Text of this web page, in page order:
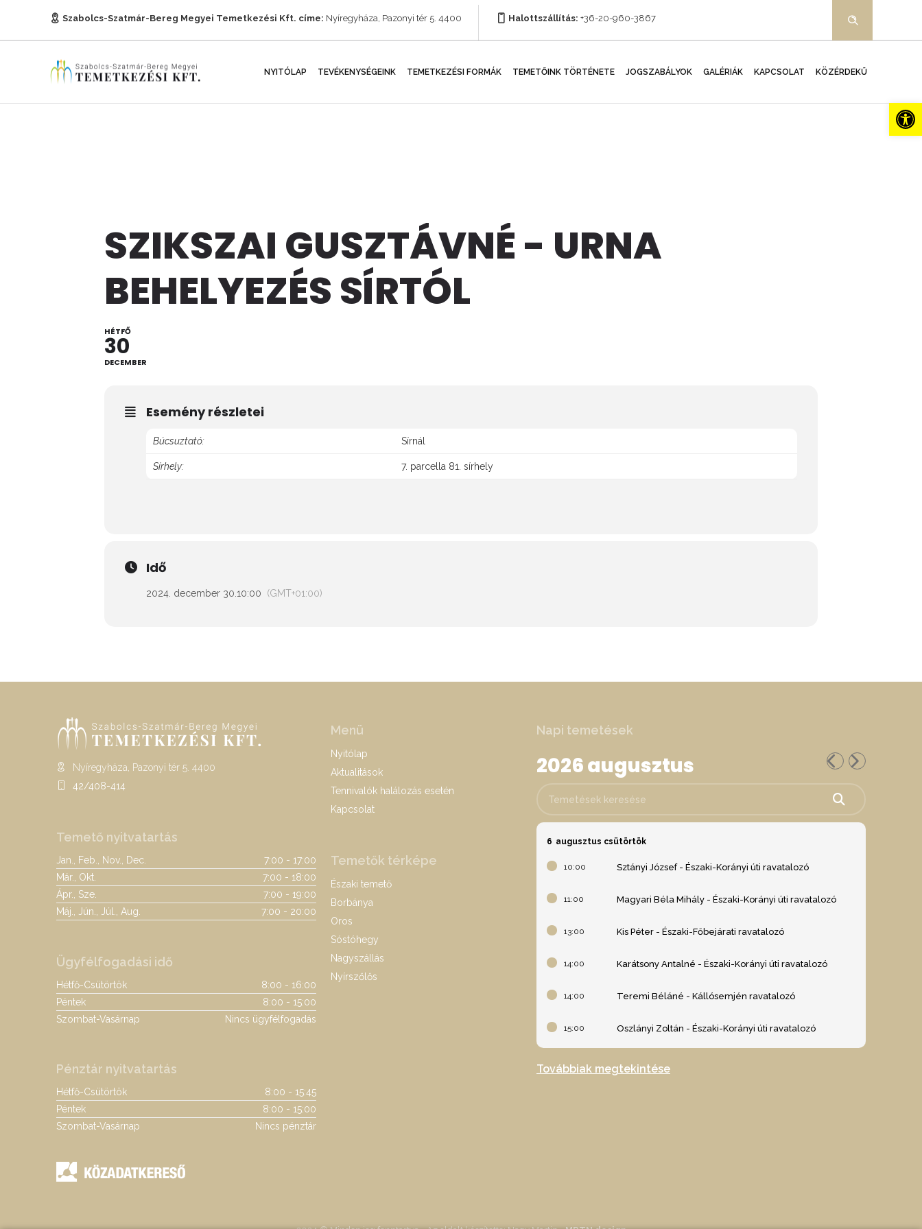
Szabolcs-Szatmár-Bereg Megyei Temetkezési Kft. címe: Nyíregyháza, Pazonyi tér 5. 4400 Halottszállítás: +36-20-960-3867
NYITÓLAP TEVÉKENYSÉGEINK TEMETKEZÉSI FORMÁK TEMETŐINK TÖRTÉNETE JOGSZABÁLYOK GALÉRIÁK KAPCSOLAT KÖZÉRDEKŰ
SZIKSZAI GUSZTÁVNÉ - URNA
BEHELYEZÉS SÍRTÓL
HÉTFŐ
30
DECEMBER
Esemény részletei
Búcsuztató: Sírnál
Sírhely: 7. parcella 81. sírhely
Idő
2024. december 30. 10:00 (GMT+01:00)
Nyíregyháza, Pazonyi tér 5. 4400
42/408-414
Temető nyitvatartás
Jan., Feb., Nov., Dec.
7:00 - 17:00
Már., Okt.
7:00 - 18:00
Ápr., Sze.
7:00 - 19:00
Máj., Jún., Júl., Aug.
7:00 - 20:00
Ügyfélfogadási idő
Hétfő-Csütörtök
8:00 - 16:00
Péntek
8:00 - 15:00
Szombat-Vasárnap
Nincs ügyfélfogadás
Pénztár nyitvatartás
Hétfő-Csütörtök
8:00 - 15:45
Péntek
8:00 - 15:00
Szombat-Vasárnap
Nincs pénztár
Menü
Nyitólap
Aktualitások
Tennivalók halálozás esetén
Kapcsolat
Temetők térképe
Északi temető
Borbánya
Oros
Sóstóhegy
Nagyszállás
Nyírszőlős
Napi temetések
2026 augusztus
6 augusztus csütörtök
10:00 Sztányi József - Északi-Korányi úti ravatalozó
11:00 Magyari Béla Mihály - Északi-Korányi úti ravatalozó
13:00 Kis Péter - Északi-Főbejárati ravatalozó
14:00 Karátsony Antalné - Északi-Korányi úti ravatalozó
14:00 Teremi Béláné - Kállósemjén ravatalozó
15:00 Oszlányi Zoltán - Északi-Korányi úti ravatalozó
Továbbiak megtekintése